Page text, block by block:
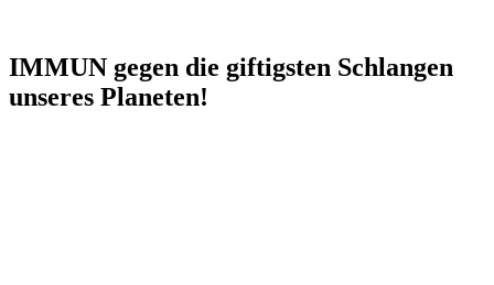
IMMUN gegen die giftigsten Schlangen
unseres Planeten!